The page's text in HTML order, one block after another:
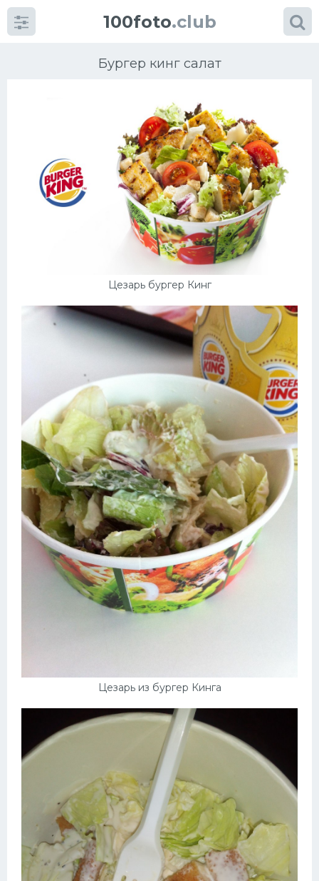
100foto.club
Бургер кинг салат
Цезарь бургер Кинг
Цезарь из бургер Кинга
Категории картинок
Выпечка
Дизайн комнаты